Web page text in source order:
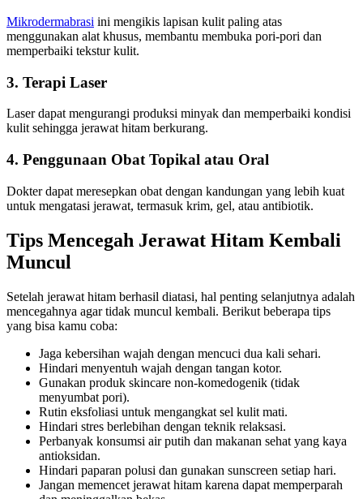
Mikrodermabrasi ini mengikis lapisan kulit paling atas
menggunakan alat khusus, membantu membuka pori-pori dan
memperbaiki tekstur kulit.
3. Terapi Laser
Laser dapat mengurangi produksi minyak dan memperbaiki kondisi
kulit sehingga jerawat hitam berkurang.
4. Penggunaan Obat Topikal atau Oral
Dokter dapat meresepkan obat dengan kandungan yang lebih kuat
untuk mengatasi jerawat, termasuk krim, gel, atau antibiotik.
Tips Mencegah Jerawat Hitam Kembali
Muncul
Setelah jerawat hitam berhasil diatasi, hal penting selanjutnya adalah
mencegahnya agar tidak muncul kembali. Berikut beberapa tips
yang bisa kamu coba:
Jaga kebersihan wajah dengan mencuci dua kali sehari.
Hindari menyentuh wajah dengan tangan kotor.
Gunakan produk skincare non-komedogenik (tidak
menyumbat pori).
Rutin eksfoliasi untuk mengangkat sel kulit mati.
Hindari stres berlebihan dengan teknik relaksasi.
Perbanyak konsumsi air putih dan makanan sehat yang kaya
antioksidan.
Hindari paparan polusi dan gunakan sunscreen setiap hari.
Jangan memencet jerawat hitam karena dapat memperparah